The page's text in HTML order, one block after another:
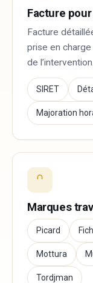
Facture
Facture
prise en
de l’intervention.
SIRET
Majoration
Marques
Picard
Mottura
Tordjman